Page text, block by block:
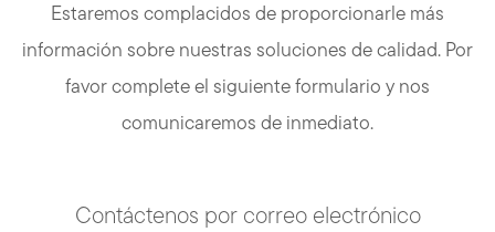
Estaremos complacidos de proporcionarle más
información sobre nuestras soluciones de calidad. Por
favor complete el siguiente formulario y nos
comunicaremos de inmediato.
Contáctenos por correo electrónico